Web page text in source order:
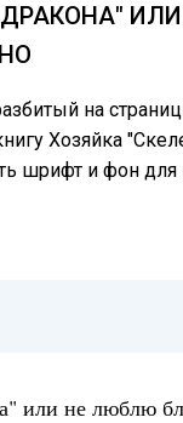
ДРАКОНА"
на
Хозяйка
шрифт и фон
или не люблю